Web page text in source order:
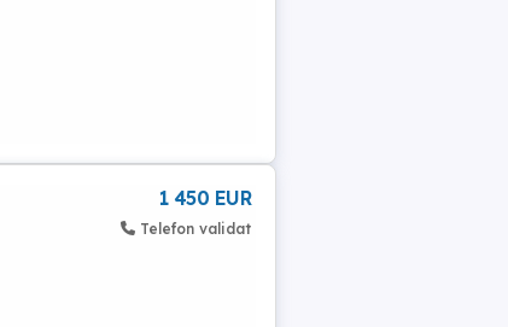
1 450 EUR
Telefon validat